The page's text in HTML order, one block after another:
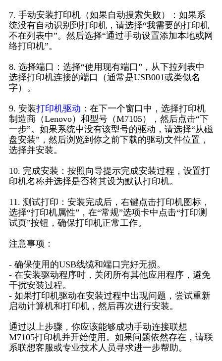
7. 手动安装打印机（如果自动搜索失败）：如果系
统没有自动识别到打印机，请选择“我需要的打印机
不在列表中”。然后选择“通过手动设置添加本地或网
络打印机”。
8. 选择端口：选择“使用现有端口”，从下拉列表中
选择打印机连接的端口（通常是USB001或类似名
字）。
9. 安装打印机驱动 ：在下一个窗口中，选择打印机
制造商（Lenovo）和型号（M7105），然后点击“下
一步”。如果系统中没有该型号的驱动，请选择“从磁
盘安装”，然后浏览到你之前下载的驱动文件位置，
选择并安装。
10. 完成安装：按照向导提示完成安装过程，设置打
印机名称并选择是否将其设为默认打印机。
11. 测试打印：安装完成后，右键点击打印机图标，
选择“打印机属性”，在“常规”选项卡中点击“打印测
试页”按钮，确保打印机正常工作。
注意事项：
- 确保使用的USB线缆和端口完好无损。
- 在安装驱动程序时，关闭所有其他应用程序，避免
干扰安装过程。
- 如果打印机驱动在安装过程中出现问题，尝试重新
启动计算机和打印机，然后再次进行安装。
通过以上步骤，你应该能够成功手动连接联想
M7105打印机并开始使用。如果问题依然存在，请联
系联想客服或专业技术人员寻求进一步帮助。